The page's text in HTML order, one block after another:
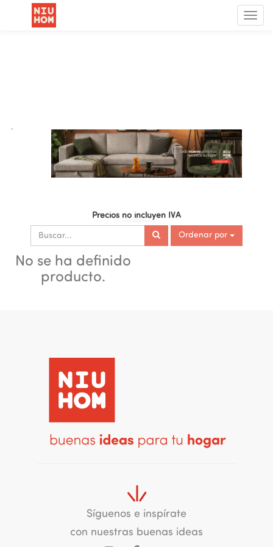
Menú
de
.
Precios no incluyen IVA
Ordenar por
No se ha definido
producto.
Síguenos e inspírate
con nuestras buenas ideas